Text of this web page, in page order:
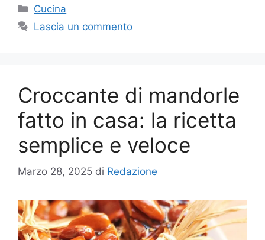
Categorie
Cucina
Lascia un commento
Croccante di mandorle
fatto in casa: la ricetta
semplice e veloce
Marzo 28, 2025 di Redazione